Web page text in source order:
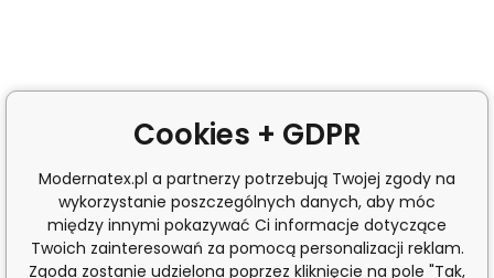
Cookies + GDPR
Modernatex.pl a partnerzy potrzebują Twojej zgody na
wykorzystanie poszczególnych danych, aby móc
między innymi pokazywać Ci informacje dotyczące
Twoich zainteresowań za pomocą personalizacji reklam.
Zgoda zostanie udzielona poprzez kliknięcie na pole "Tak,